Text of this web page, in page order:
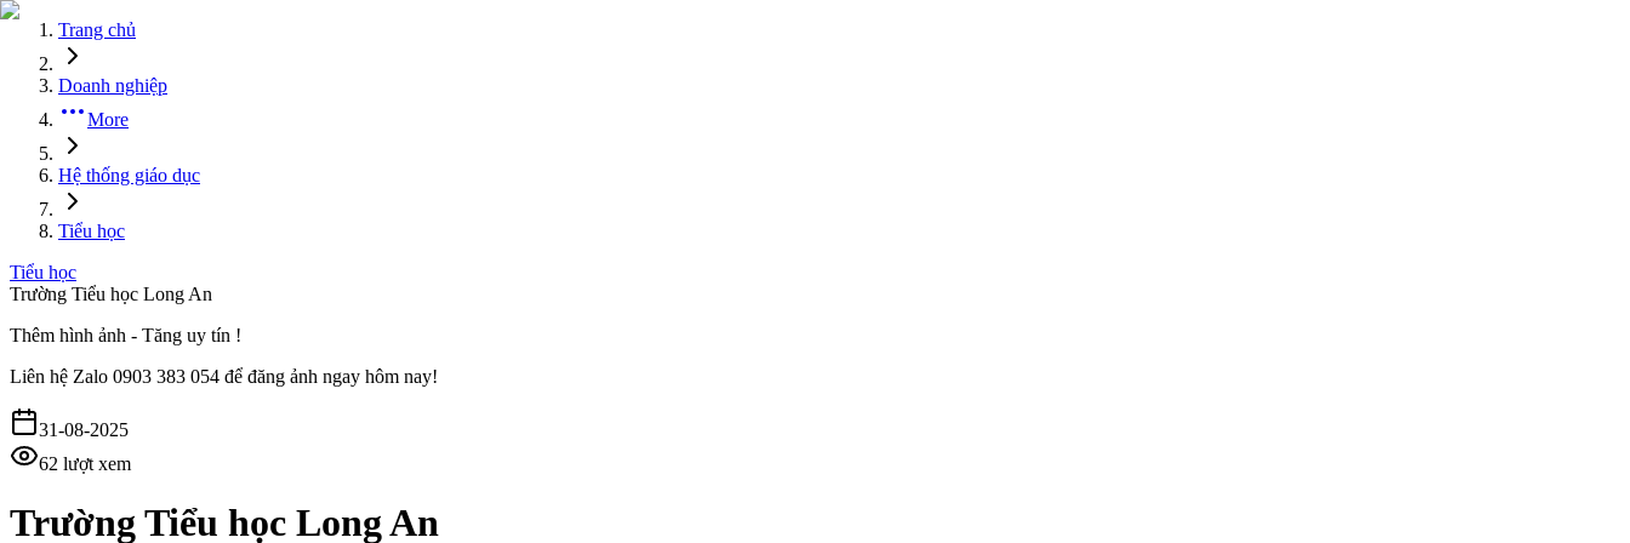
Trang chủ
Doanh nghiệp
More
Hệ thống giáo dục
Tiểu học
Tiểu học
Trường Tiểu học Long An
Thêm hình ảnh - Tăng uy tín !
Liên hệ Zalo 0903 383 054 để đăng ảnh ngay hôm nay!
31-08-2025
62 lượt xem
Trường Tiểu học Long An